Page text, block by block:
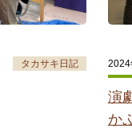
タカサキ日記 2024
演
か